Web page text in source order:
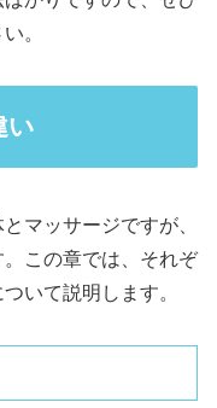
。
い
マッサージですが、
この章では、それぞ
いて説明します。